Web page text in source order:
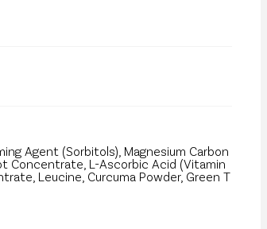
Agent (Sorbitols), Magnesium Carbon
Concentrate, L-Ascorbic Acid (Vitamin
Leucine, Curcuma Powder, Green T